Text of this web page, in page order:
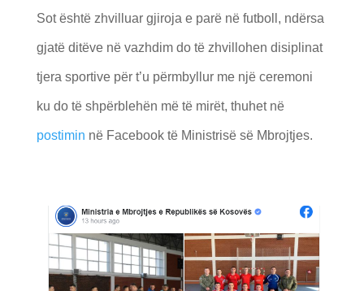
Sot është zhvilluar gjiroja e parë në futboll, ndërsa
gjatë ditëve në vazhdim do të zhvillohen disiplinat
tjera sportive për t’u përmbyllur me një ceremoni
ku do të shpërblehën më të mirët, thuhet në
postimin në Facebook të Ministrisë së Mbrojtjes.